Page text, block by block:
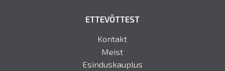
ETTEVÕTTEST
Kontakt
Meist
Esinduskauplus